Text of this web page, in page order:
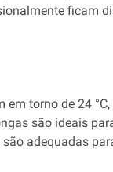
ficam
torno de 24
são ideais
adequadas